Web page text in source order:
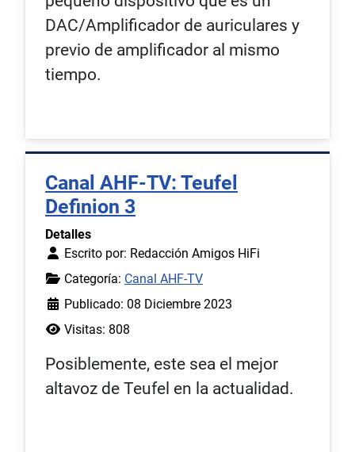
DAC/Amplificador de auriculares y
previo de amplificador al mismo
tiempo.
Canal AHF-TV: Teufel
Definion 3
Detalles
Escrito por: Redacción Amigos HiFi
Categoría: Canal AHF-TV
Publicado: 08 Diciembre 2023
Visitas: 808
Posiblemente, este sea el mejor
altavoz de Teufel en la actualidad.